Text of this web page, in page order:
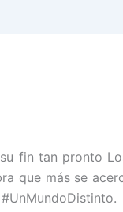
fin tan pronto
que más se